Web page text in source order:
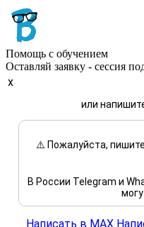
Помощь с обучением
Оставляй заявку - сессия
x
или
⚠️ Пожалуйста,
В России Telegram и
Написать в MAX